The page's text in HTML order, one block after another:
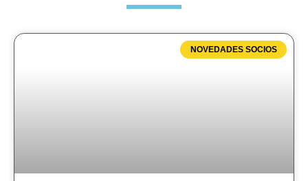
NOVEDADES SOCIOS